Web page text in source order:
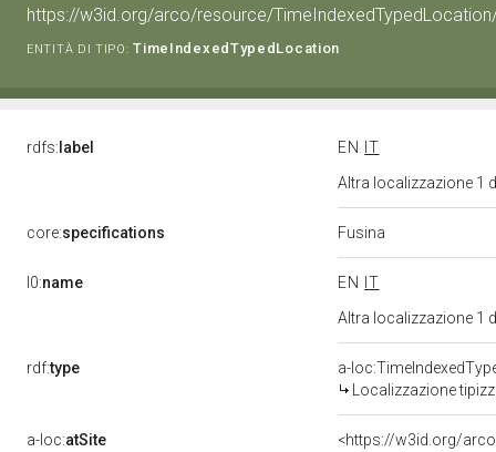
https://w3id.org/arco/resource/
ENTITÀ DI TIPO: TimeIndexedTypedLocation
rdfs: label EN
IT
Altra localizzazione 1
core:specifications Fusina
l0:name EN
IT
Altra localizzazione 1
rdf:type
a-
Localizzazione
a-loc:atSite
<https://w3id.org/